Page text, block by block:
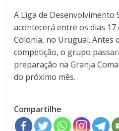
A Liga de Desenvolvimento
acontecerá entre os dias
Colonia, no Uruguai. Antes
competição, o grupo
preparação na Granja
do próximo mês.
Compartilhe